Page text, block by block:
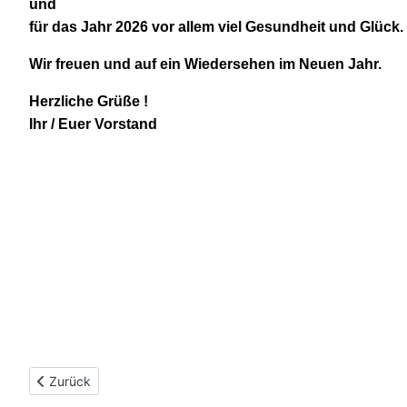
und
für das Jahr 2026 vor allem viel Gesundheit und Glück.
Wir freuen und auf ein Wiedersehen im Neuen Jahr.
Herzliche Grüße !
Ihr / Euer Vorstand
Vorheriger Beitrag: 25 Jahre SeniorenNetzwerk Coesfeld e.V. -
Zurück